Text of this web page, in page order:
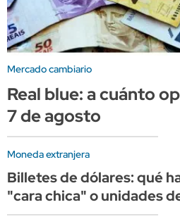
Mercado cambiario
Real blue: a cuánto
7 de agosto
Moneda extranjera
Billetes de dólares: qué
"cara chica" o unidades